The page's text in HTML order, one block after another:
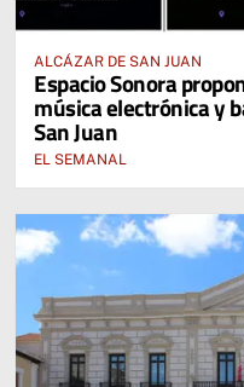
ALCÁZAR DE SAN JUAN
Espacio Sonora
música electrónica y
San Juan
EL SEMANAL